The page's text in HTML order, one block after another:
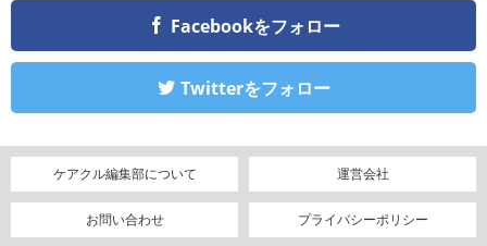
Facebookをフォロー
Twitterをフォロー
ケアクル編集部について 運営会社
お問い合わせ プライバシーポリシー